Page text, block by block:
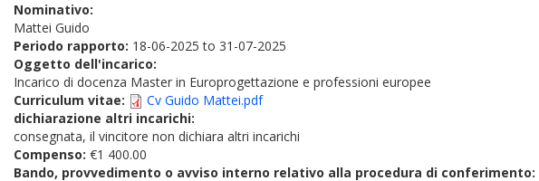
Nominativo:
Mattei Guido
Periodo rapporto: 18-06-2025 to 31-07-2025
Oggetto dell'incarico:
Incarico di docenza Master in Europrogettazione e professioni europee
Curriculum vitae:
Cv Guido Mattei.pdf
dichiarazione altri incarichi:
consegnata, il vincitore non dichiara altri incarichi
Compenso: €1 400.00
Bando, provvedimento o avviso interno relativo alla procedura di conferimento: